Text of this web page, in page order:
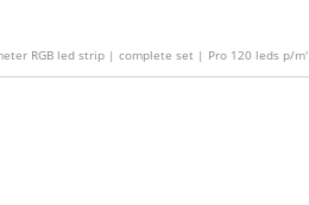
RGB led strip | complete set | Pro 120 leds p/m'